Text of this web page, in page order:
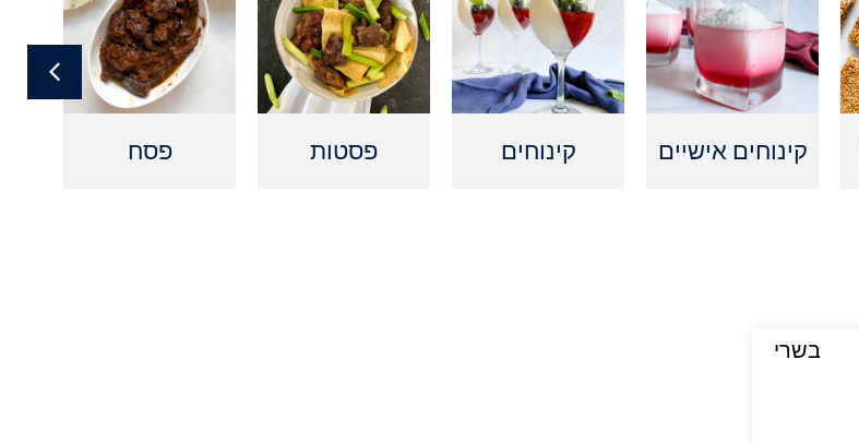
קינוחים אישיים קינוחים פסטות פסח
בשרי